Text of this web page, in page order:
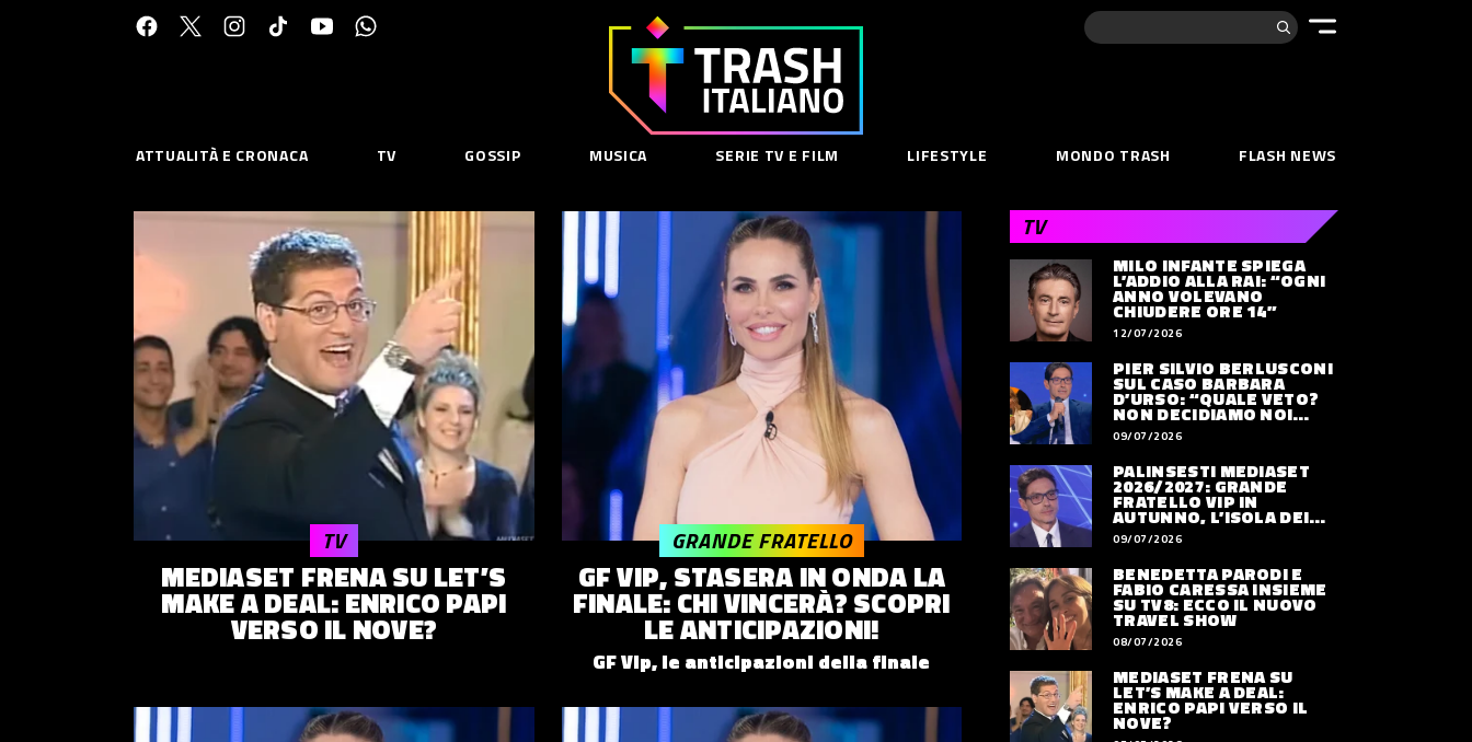
Cerca:
Trash
Italiano
ESPLORA
Chi Siamo
Contatti
RISORSE
Privacy Policy
Policy Contenuti
CONNETTITI
2026
- Tutti i diritti riservati.
C.F./P.IVA 15477041006 - Capitale sociale €10.000,00 i.v.
ATTUALITÀ E CRONACA TV GOSSIP MUSICA SERIE TV E FILM LIFESTYLE MONDO TRASH FLASH NEWS
MEDIASET FRENA SU LET’S
MAKE A DEAL: ENRICO PAPI
VERSO IL NOVE?
TV
GF VIP, STASERA IN ONDA LA
FINALE: CHI VINCERÀ? SCOPRI
LE ANTICIPAZIONI!
GF Vip, le anticipazioni della finale
GRANDE FRATELLO
TV
MILO INFANTE SPIEGA
L’ADDIO ALLA RAI: “OGNI
ANNO VOLEVANO
CHIUDERE ORE 14”
12/07/2026
PIER SILVIO BERLUSCONI
SUL CASO BARBARA
D’URSO: “QUALE VETO?
NON DECIDIAMO NOI
DOVE LAVORERÀ”
09/07/2026
PALINSESTI MEDIASET
2026/2027: GRANDE
FRATELLO VIP IN
AUTUNNO, L’ISOLA DEI
FAMOSI SLITTA AL 2027
09/07/2026
BENEDETTA PARODI E
FABIO CARESSA INSIEME
SU TV8: ECCO IL NUOVO
TRAVEL SHOW
08/07/2026
MEDIASET FRENA SU
LET’S MAKE A DEAL:
ENRICO PAPI VERSO IL
NOVE?